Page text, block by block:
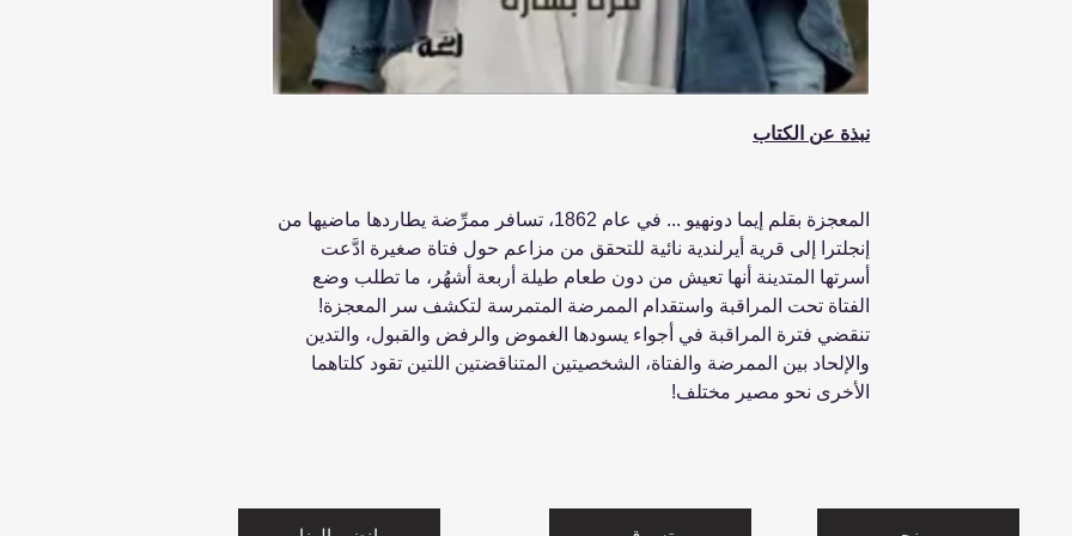
نبذة عن الكتاب
المعجزة بقلم إيما دونهيو ... في عام 1862، تسافر ممرِّضة يطاردها ماضيها من
إنجلترا إلى قرية أيرلندية نائية للتحقق من مزاعم حول فتاة صغيرة ادَّعت
أسرتها المتدينة أنها تعيش من دون طعام طيلة أربعة أشهُر، ما تطلب وضع
الفتاة تحت المراقبة واستقدام الممرضة المتمرسة لتكشف سر المعجزة!
تنقضي فترة المراقبة في أجواء يسودها الغموض والرفض والقبول، والتدين
والإلحاد بين الممرضة والفتاة، الشخصيتين المتناقضتين اللتين تقود كلتاهما
الأخرى نحو مصير مختلف!